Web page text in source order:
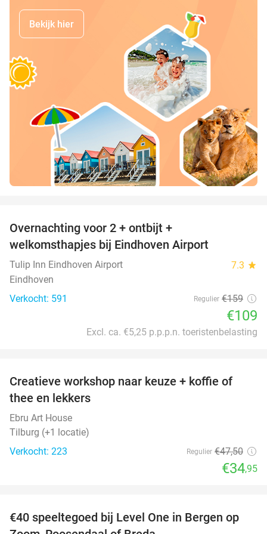
Bekijk hier
Overnachting voor 2 + ontbijt +
welkomsthapjes bij Eindhoven Airport
Tulip Inn Eindhoven Airport 7.3 star
Eindhoven
Verkocht: 591
Regulier €159
€109
Excl. ca. €5,25 p.p.p.n. toeristenbelasting
26%
Creatieve workshop naar keuze + koffie of
thee en lekkers
Ebru Art House
Tilburg (+1 locatie)
Verkocht: 223
Regulier €47,50
€34,95
50%
€40 speeltegoed bij Level One in Bergen op